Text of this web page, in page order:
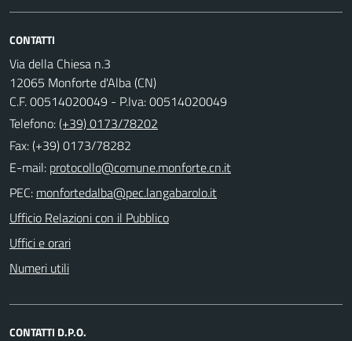
CONTATTI
Via della Chiesa n.3
12065 Monforte d'Alba (CN)
C.F. 00514020049 - P.Iva: 00514020049
Telefono:(+39) 0173/78202
Fax: (+39) 0173/78282
E-mail:
PEC:
Ufficio Relazioni con il Pubblico
Uffici e orari
Numeri utili
CONTATTI D.P.O.